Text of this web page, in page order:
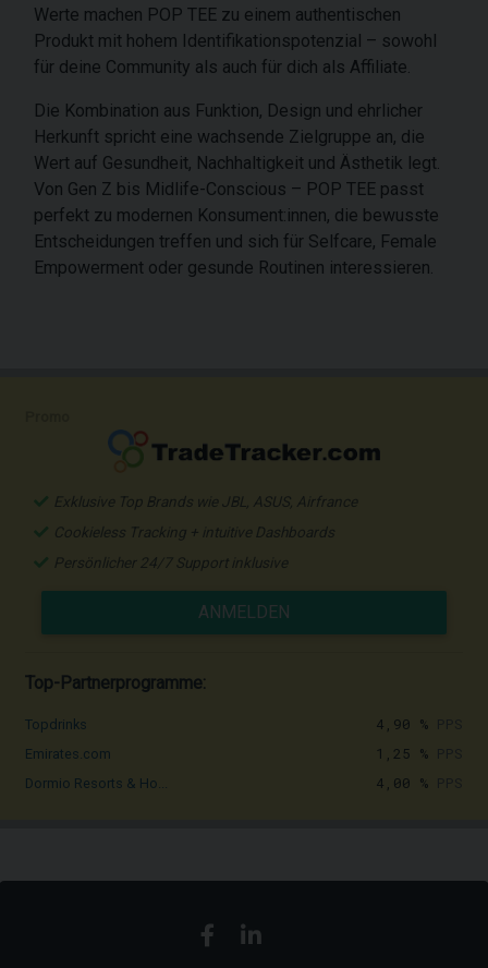
Werte machen POP TEE zu einem authentischen
Produkt mit hohem Identifikationspotenzial – sowohl
für deine Community als auch für dich als Affiliate.
Die Kombination aus Funktion, Design und ehrlicher
Herkunft spricht eine wachsende Zielgruppe an, die
Wert auf Gesundheit, Nachhaltigkeit und Ästhetik legt.
Von Gen Z bis Midlife-Conscious – POP TEE passt
perfekt zu modernen Konsument:innen, die bewusste
Entscheidungen treffen und sich für Selfcare, Female
Empowerment oder gesunde Routinen interessieren.
Exklusive Top Brands wie JBL, ASUS, Airfrance
Cookieless Tracking + intuitive Dashboards
Persönlicher 24/7 Support inklusive
ANMELDEN
Top-Partnerprogramme:
Topdrinks 4,90 %
Emirates.com 1,25 %
Dormio Resorts & Ho... 4,00 %